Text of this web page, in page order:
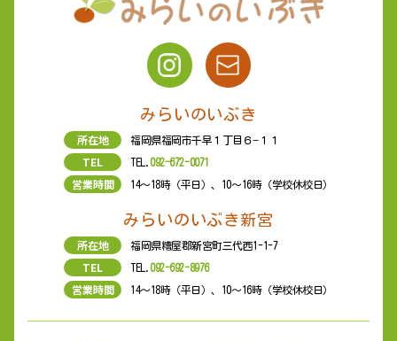
みらいのいぶき
所在地 福岡県福岡市千早１丁目６−１１
TEL TEL.092-672-0071
営業時間 14〜18時（平日）、10〜16時（学校休校日）
みらいのいぶき新宮
所在地 福岡県糟屋郡新宮町三代西1-1-7
TEL TEL.092-692-8976
営業時間 14〜18時（平日）、10〜16時（学校休校日）